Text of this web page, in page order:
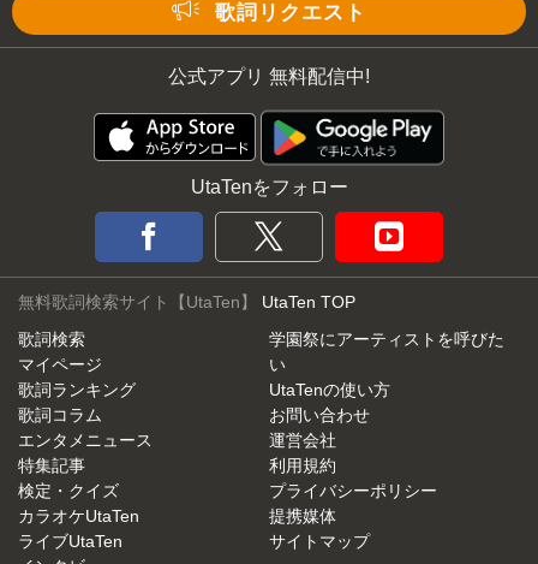
歌詞リクエスト
公式アプリ 無料配信中!
UtaTenをフォロー
無料歌詞検索サイト【UtaTen】 UtaTen TOP
歌詞検索
マイページ
歌詞ランキング
歌詞コラム
エンタメニュース
特集記事
検定・クイズ
カラオケUtaTen
ライブUtaTen
学園祭にアーティストを呼びた
い
UtaTenの使い方
お問い合わせ
運営会社
利用規約
プライバシーポリシー
提携媒体
サイトマップ